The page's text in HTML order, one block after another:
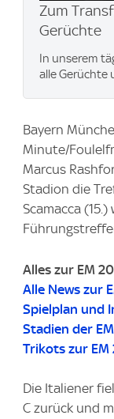
Zum
Gerüchte
In unserem
alle Gerüchte
Bayern
Minute/
Marcus
Stadion die
Scamacca
Alles zur EM
Alle News zur
Spielplan und
Stadien der
Trikots zur EM
Die Italiener
C zurück und